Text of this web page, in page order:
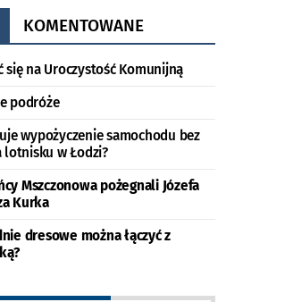
KOMENTOWANE
się na Uroczystość Komunijną
podróże
wypożyczenie samochodu bez
lotnisku w Łodzi?
Mszczonowa pożegnali Józefa
Kurka
dresowe można łączyć z